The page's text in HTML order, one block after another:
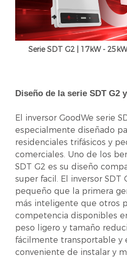
Serie SDT G2 | 17kW -
Diseño de la serie SDT G2
El inversor GoodWe serie
especialmente diseñado
residenciales trifásicos y
comerciales. Uno de los
SDT G2 es su diseño
super facil. El inversor SDT
pequeño que la primera
más inteligente que otros
competencia disponibles
peso ligero y tamaño
fácilmente transportable y
conveniente de instalar y